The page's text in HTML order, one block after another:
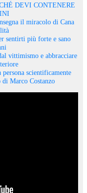
DEVI CONTENERE
il miracolo di Cana
sentirti più forte e sano
vittimismo e abbracciare
scientificamente
Marco Costanzo